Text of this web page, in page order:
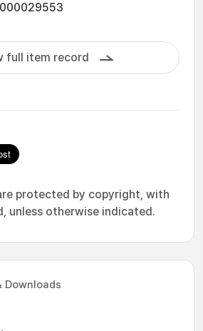
full item record
protected by copyright, with
unless otherwise indicated.
Downloads